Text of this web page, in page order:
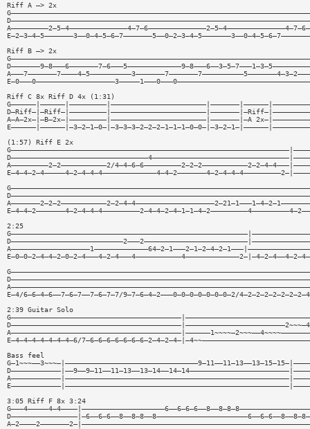
Riff A —> 2x
Riff B —> 2x
Riff C 8x Riff D 4x (1:31)
A—A—2x—|—B—2x—|—————————|———————————————————————|———————|—A
(1:57) Riff E 2x
A—————————2—2———————————2/
2:25
E—4/6—6—4—6——7—6—7——7—6—7—7/9—7—6—4—2———0—0—0—0—0—0—0—2/
2:39 Guitar Solo
E—4—4—4—4—4—4—4—6/
Bass feel
3:05 Riff F 8x 3:24